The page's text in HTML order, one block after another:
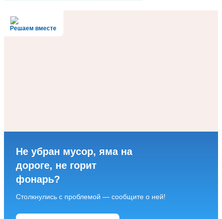
Решаем вместе
Не убран мусор, яма на
дороге, не горит
фонарь?
Столкнулись с проблемой — сообщите о ней!